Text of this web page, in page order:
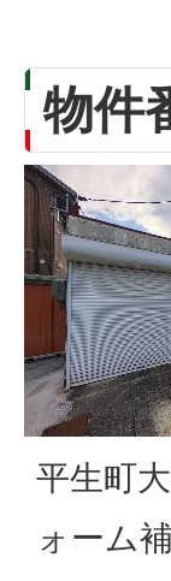
物件
平生町
ォーム